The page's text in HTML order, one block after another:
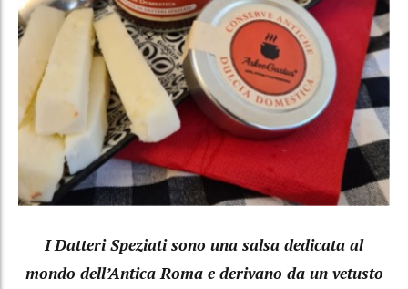
I Datteri Speziati sono una salsa dedicata al
mondo dell’Antica Roma e derivano da un vetusto